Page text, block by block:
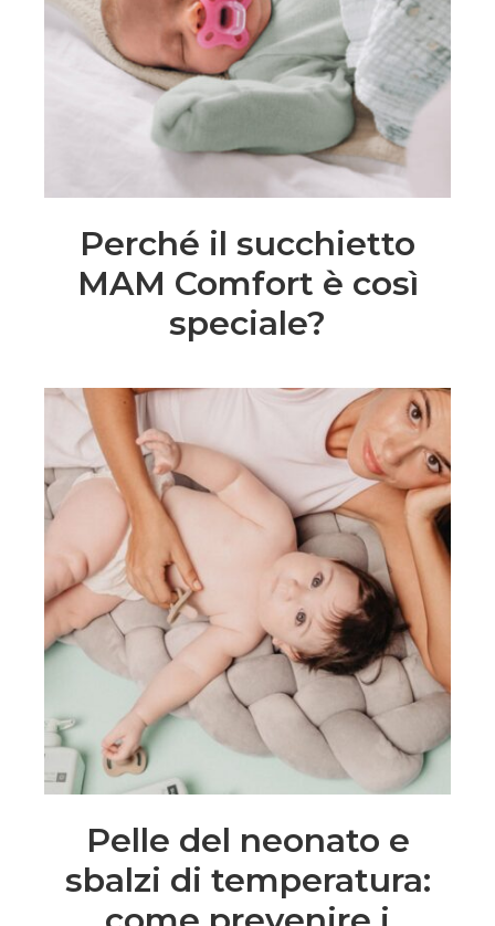
Perché il succhietto
MAM Comfort è così
speciale?
Pelle del neonato e
sbalzi di temperatura: